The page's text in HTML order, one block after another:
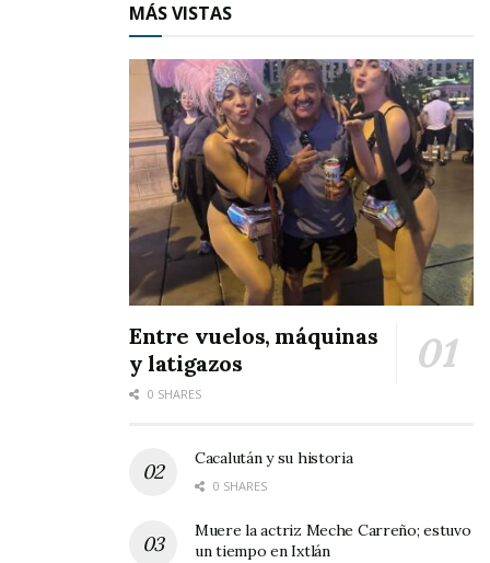
MÁS VISTAS
Entre vuelos, máquinas
y latigazos
0 SHARES
Cacalután y su historia
0 SHARES
Muere la actriz Meche Carreño; estuvo
un tiempo en Ixtlán